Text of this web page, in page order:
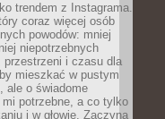
trendem z Instagrama.
coraz więcej osób
powodów: mniej
niepotrzebnych
przestrzeni i czasu dla
mieszkać w pustym
ale o świadome
potrzebne, a co tylko
i w głowie. Zaczyna